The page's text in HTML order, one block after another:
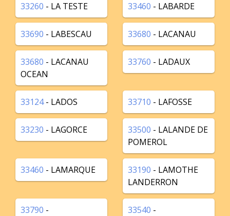
33260 - LA TESTE 33460 - LABARDE
33690 - LABESCAU 33680 - LACANAU
33680 - LACANAU
OCEAN
33760 - LADAUX
33124- LADOS 33710 - LAFOSSE
33230 - LAGORCE 33500 - LALANDE DE
POMEROL
33460 - LAMARQUE 33190 - LAMOTHE
LANDERRON
33790 -
33540 -